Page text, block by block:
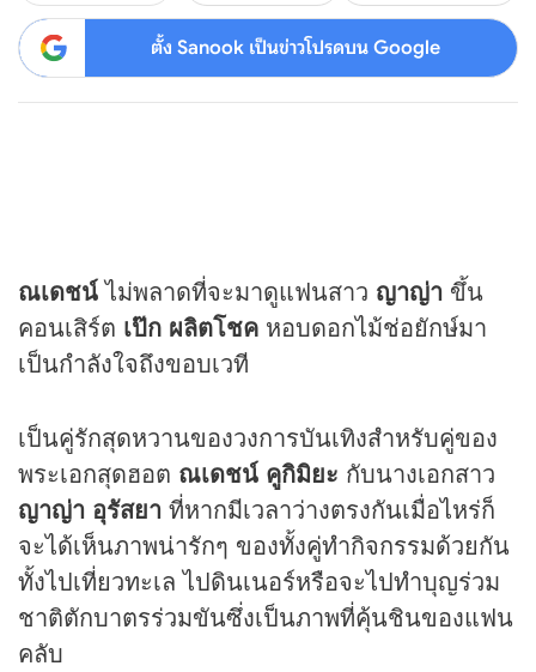
ตั้ง Sanook เป็นข่าวโปรดบน Google
ณเดชน์ไม่พลาดที่จะมาดูแฟนสาว ญาญ่า ขึ้น
คอนเสิร์ต เป๊ก ผลิตโชค หอบดอกไม้ช่อยักษ์มา
เป็นกำลังใจถึงขอบเวที
เป็นคู่รักสุดหวานของวงการบันเทิงสำหรับคู่ของ
พระเอกสุดฮอต ณเดชน์ คูกิมิยะ กับนางเอกสาว
ญาญ่า อุรัสยา ที่หากมีเวลาว่างตรงกันเมื่อไหร่ก็
จะได้เห็นภาพน่ารักๆ ของทั้งคู่ทำกิจกรรมด้วยกัน
ทั้งไปเที่ยวทะเล ไปดินเนอร์หรือจะไปทำบุญร่วม
ชาติตักบาตรร่วมขันซึ่งเป็นภาพที่คุ้นชินของแฟน
คลับ